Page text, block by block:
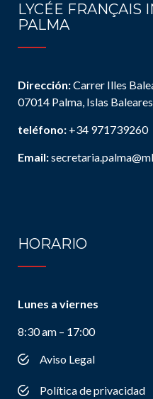
LYCÉE FRANÇAIS
PALMA
Dirección:Carrer Illes
07014 Palma, Islas Baleares
teléfono: +34 971739260
Email:
HORARIO
Lunes a viernes
8:30 am – 17:00
Aviso Legal
Política de privacidad